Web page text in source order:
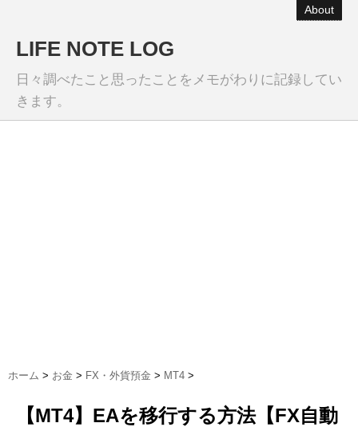
About
LIFE NOTE LOG
日々調べたこと思ったことをメモがわりに記録してい
きます。
ホーム > お金 > FX・外貨預金 > MT4 >
【MT4】EAを移行する方法【FX自動